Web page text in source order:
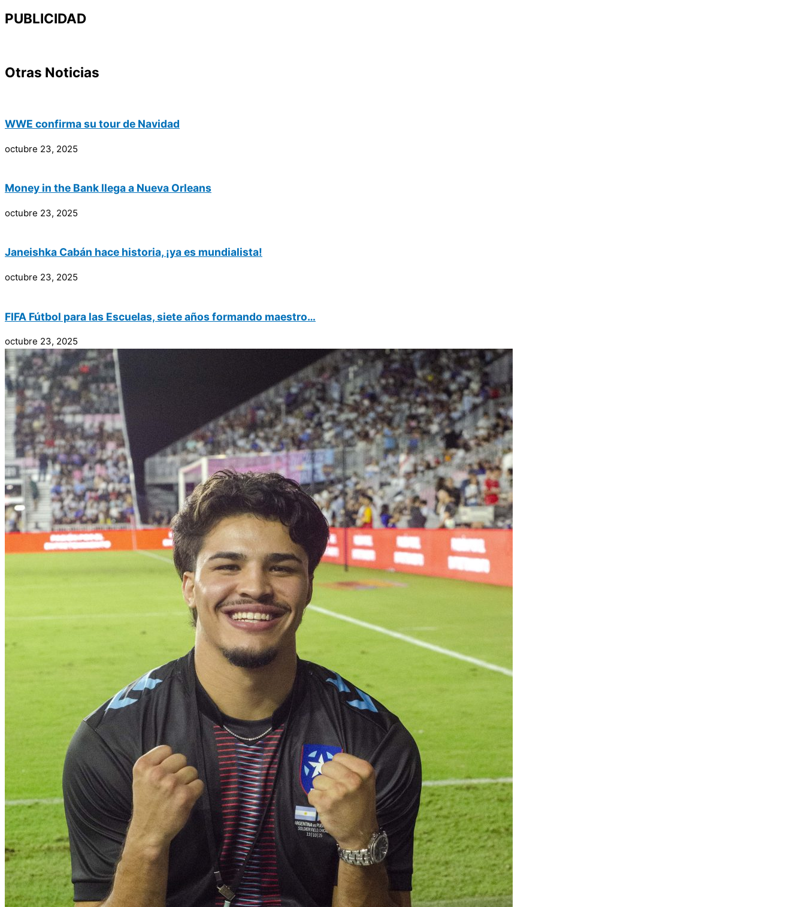
PUBLICIDAD
Otras Noticias
WWE confirma su tour de Navidad
octubre 23, 2025
Money in the Bank llega a Nueva Orleans
octubre 23, 2025
Janeishka Cabán hace historia, ¡ya es mundialista!
octubre 23, 2025
FIFA Fútbol para las Escuelas, siete años formando maestro…
octubre 23, 2025